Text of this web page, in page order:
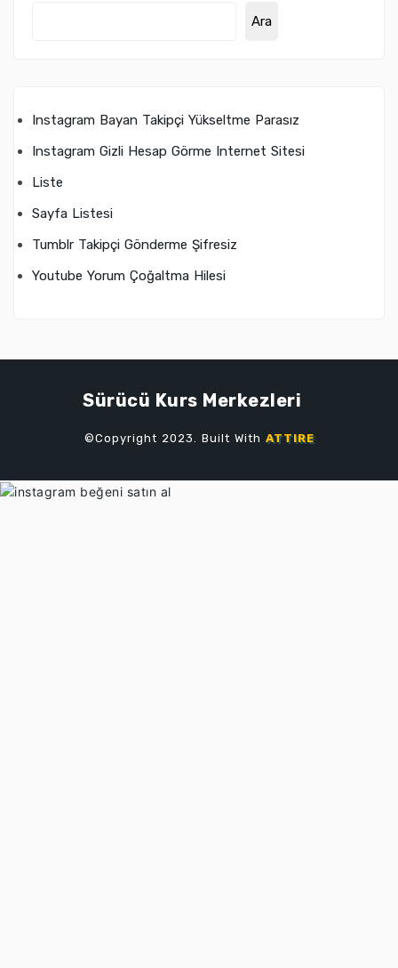
Ara
Instagram Bayan Takipçi Yükseltme Parasız
Instagram Gizli Hesap Görme Internet Sitesi
Liste
Sayfa Listesi
Tumblr Takipçi Gönderme Şifresiz
Youtube Yorum Çoğaltma Hilesi
Sürücü Kurs Merkezleri
©Copyright 2023. Built With ATTIRE